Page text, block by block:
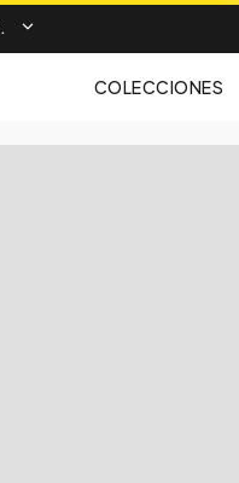
COLECCIONES